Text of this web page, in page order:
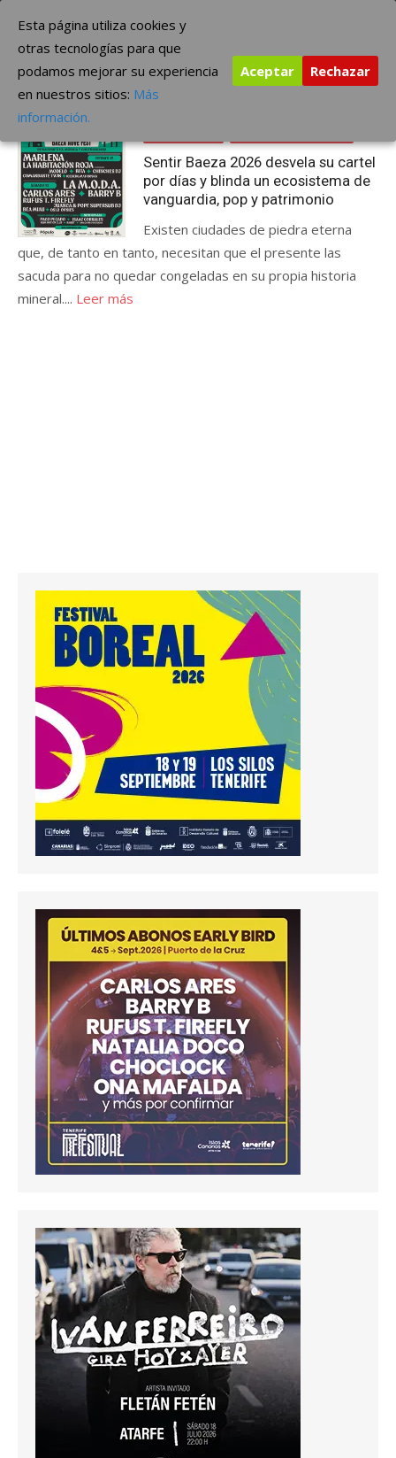
contenido
The Borderline Music
Etiqueta:Sentir Baeza 2026
Sentir Baeza 2026 desvela su cartel
por días y blinda un ecosistema de
vanguardia, pop y patrimonio
Existen ciudades de piedra eterna
que, de tanto en tanto, necesitan que el presente las
sacuda para no quedar congeladas en su propia historia
mineral.... Leer más
Esta página utiliza cookies y
otras tecnologías para que
podamos mejorar su experiencia
en nuestros sitios: Más
información.
Aceptar Rechazar